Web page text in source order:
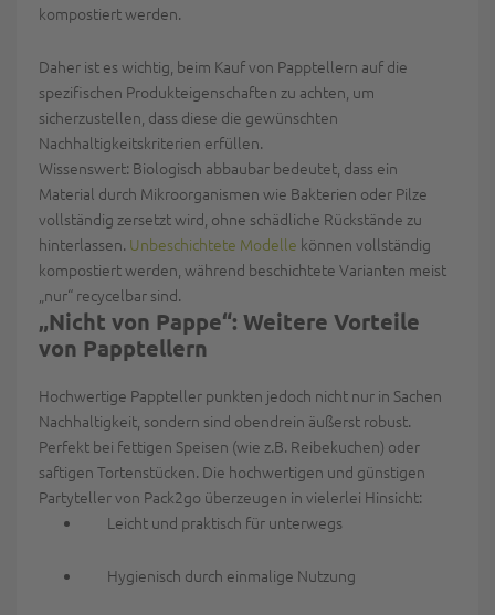
kompostiert werden.
Daher ist es wichtig, beim Kauf von Papptellern auf die
spezifischen Produkteigenschaften zu achten, um
sicherzustellen, dass diese die gewünschten
Nachhaltigkeitskriterien erfüllen.
Wissenswert: Biologisch abbaubar bedeutet, dass ein
Material durch Mikroorganismen wie Bakterien oder Pilze
vollständig zersetzt wird, ohne schädliche Rückstände zu
hinterlassen. Unbeschichtete Modelle können vollständig
kompostiert werden, während beschichtete Varianten meist
„nur“ recycelbar sind.
„Nicht von Pappe“: Weitere Vorteile
von Papptellern
Hochwertige Pappteller punkten jedoch nicht nur in Sachen
Nachhaltigkeit, sondern sind obendrein äußerst robust.
Perfekt bei fettigen Speisen (wie z.B. Reibekuchen) oder
saftigen Tortenstücken. Die hochwertigen und günstigen
Partyteller von Pack2go überzeugen in vielerlei Hinsicht:
Leicht und praktisch für unterwegs
Hygienisch durch einmalige Nutzung